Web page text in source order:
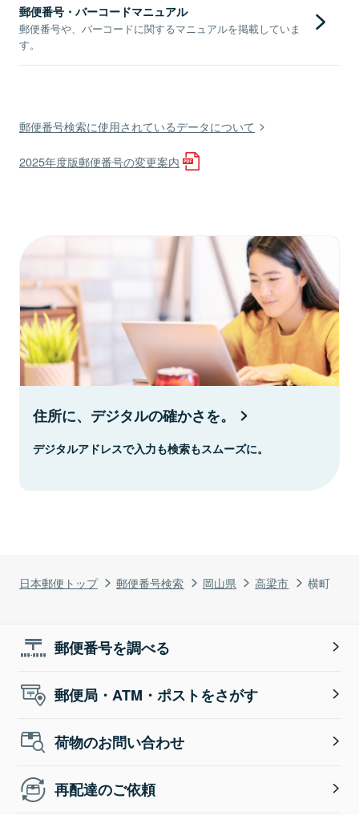
日本郵便トップ 郵便番号検索 岡山県 高梁市 横町
郵便番号・バーコードマニュアル
郵便番号や、バーコードに関するマニュアルを掲載していま
す。
郵便番号検索に使用されているデータについて
2025年度版郵便番号の変更案内
住所に、デジタルの確かさを。
デジタルアドレスで入力も検索もスムーズに。
郵便番号を調べる
郵便局・ATM・ポストをさがす
荷物のお問い合わせ
再配達のご依頼